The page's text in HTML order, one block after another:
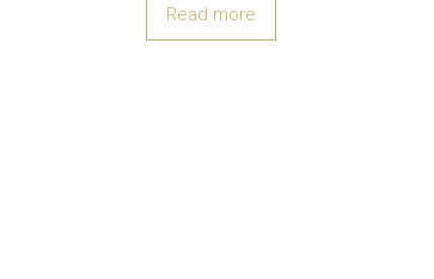
Read more